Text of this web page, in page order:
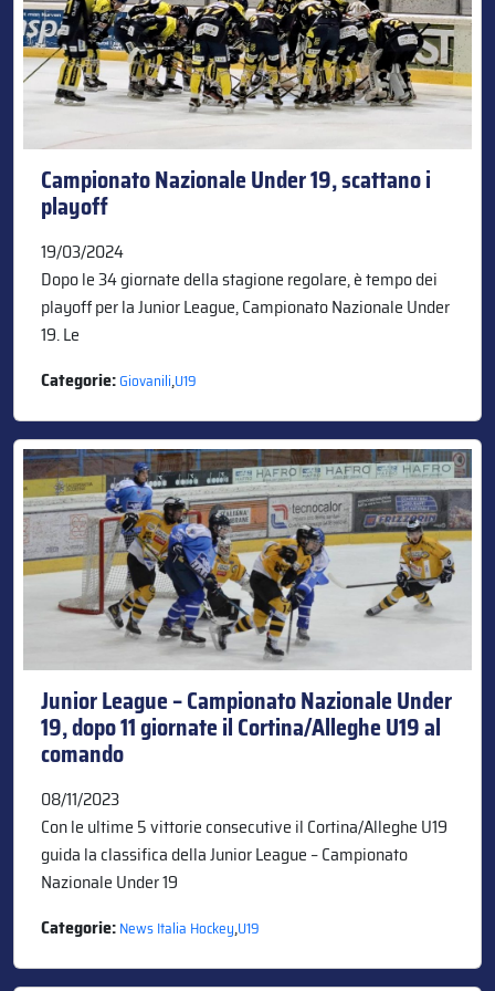
Campionato Nazionale Under 19, scattano i
playoff
19/03/2024
Dopo le 34 giornate della stagione regolare, è tempo dei
playoff per la Junior League, Campionato Nazionale Under
19. Le
Categorie:Giovanili,U19
Junior League – Campionato Nazionale Under
19, dopo 11 giornate il Cortina/Alleghe U19 al
comando
08/11/2023
Con le ultime 5 vittorie consecutive il Cortina/Alleghe U19
guida la classifica della Junior League – Campionato
Nazionale Under 19
Categorie:News Italia Hockey,U19